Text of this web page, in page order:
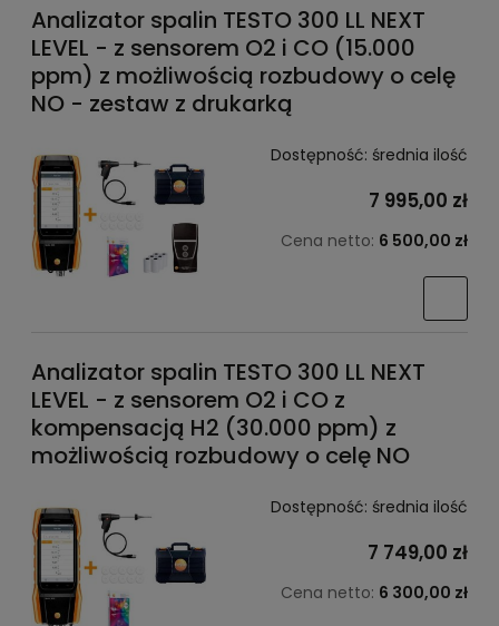
Analizator spalin TESTO 300 LL NEXT
LEVEL - z sensorem O2 i CO (15.000
ppm) z możliwością rozbudowy o celę
NO - zestaw z drukarką
Dostępność: średnia ilość
7 995,00 zł
Cena netto: 6 500,00 zł
Analizator spalin TESTO 300 LL NEXT
LEVEL - z sensorem O2 i CO z
kompensacją H2 (30.000 ppm) z
możliwością rozbudowy o celę NO
Dostępność: średnia ilość
7 749,00 zł
Cena netto: 6 300,00 zł